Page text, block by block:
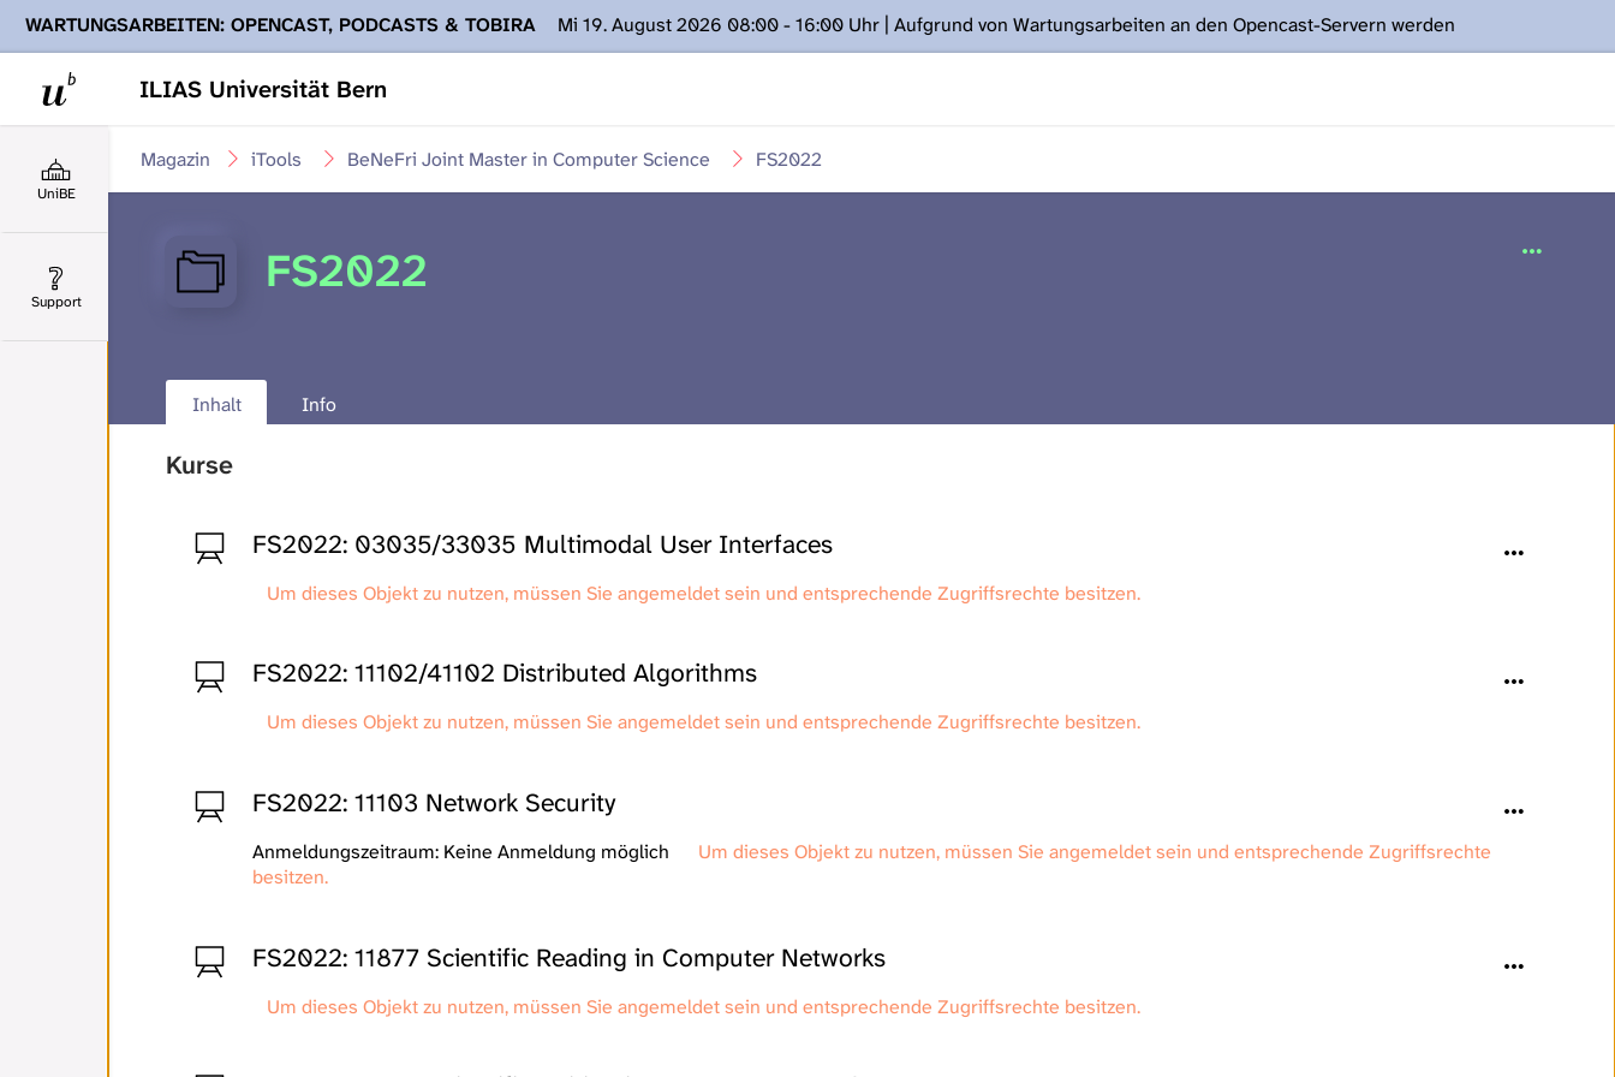
ILIAS Universität Bern
WARTUNGSARBEITEN: OPENCAST, PODCASTS & TOBIRA
Mi 19. August 2026 08:00 - 16:00 Uhr | Aufgrund von Wartungsarbeiten an den Opencast-Servern werden
Ihnen Podcasts, Opencast-Videos und Tobira nicht zur Verfügung stehen. Kontakt: www.podcast.unibe.ch
UniBE
Support
FS2022
BeNeFri Joint Master in Computer Science
iTools
Magazin
FS2022
Inhalt Info
Kurse
FS2022: 03035/33035 Multimodal User Interfaces
Um dieses Objekt zu nutzen, müssen Sie angemeldet sein und entsprechende Zugriffsrechte besitzen.
FS2022: 11102/41102 Distributed Algorithms
Um dieses Objekt zu nutzen, müssen Sie angemeldet sein und entsprechende Zugriffsrechte besitzen.
FS2022: 11103 Network Security
Anmeldungszeitraum: Keine Anmeldung möglich
Um dieses Objekt zu nutzen, müssen Sie angemeldet sein und entsprechende Zugriffsrechte
besitzen.
FS2022: 11877 Scientific Reading in Computer Networks
Um dieses Objekt zu nutzen, müssen Sie angemeldet sein und entsprechende Zugriffsrechte besitzen.